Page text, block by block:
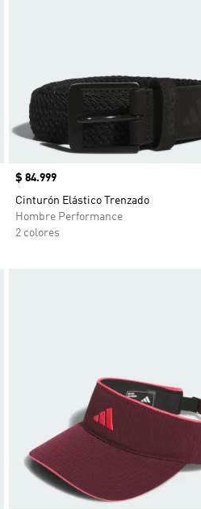
Precio
$ 84.999
Cinturón Elástico Trenzado
Hombre Performance
2 colores